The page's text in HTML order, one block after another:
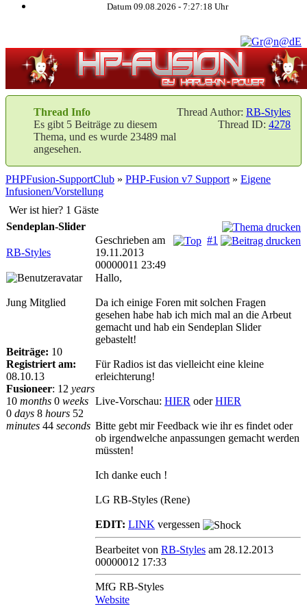
Datum 09.08.2026 - 7:27:18 Uhr
Thread Author: RB-Styles
Thread ID: 4278
Thread Info
Es gibt 5 Beiträge zu diesem
Thema, und es wurde 23489 mal
angesehen.
PHPFusion-SupportClub » PHP-Fusion v7 Support » Eigene
Infusionen/Vorstellung
Wer ist hier? 1 Gäste
Sendeplan-Slider
RB-Styles
#1
Geschrieben am
19.11.2013
00000011 23:49
Jung Mitglied
Beiträge: 10
Registriert am:
08.10.13
Fusioneer: 12 years
10 months 0 weeks
0 days 8 hours 52
minutes 44 seconds
Hallo,
Da ich einige Foren mit solchen Fragen
gesehen habe hab ich mich mal an die Arbeut
gemacht und hab ein Sendeplan Slider
gebastelt!
Für Radios ist das vielleicht eine kleine
erleichterung!
Live-Vorschau: HIER oderHIER
Bitte gebt mir Feedback wie ihr es findet oder
ob irgendwelche anpassungen gemacht werden
müssten!
Ich danke euch !
LG RB-Styles (Rene)
EDIT: LINK vergessen
Bearbeitet von RB-Styles am 28.12.2013
00000012 17:33
MfG RB-Styles
Website